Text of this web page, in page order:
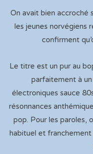
On avait bien accroché
les jeunes norvégiens
confirment
Le titre est un pur au
parfaitement à un
électroniques sauce
résonnances
pop. Pour les paroles,
habituel et